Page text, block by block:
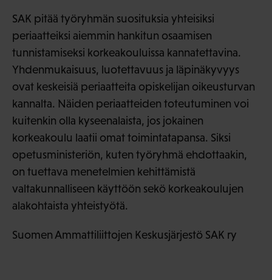
SAK pitää työryhmän suosituksia yhteisiksi
periaatteiksi aiemmin hankitun osaamisen
tunnistamiseksi korkeakouluissa kannatettavina.
Yhdenmukaisuus, luotettavuus ja läpinäkyvyys
ovat keskeisiä periaatteita opiskelijan oikeusturvan
kannalta. Näiden periaatteiden toteutuminen voi
kuitenkin olla kyseenalaista, jos jokainen
korkeakoulu laatii omat toimintatapansa. Siksi
opetusministeriön, kuten työryhmä ehdottaakin,
on tuettava menetelmien kehittämistä
valtakunnalliseen käyttöön sekö korkeakoulujen
alakohtaista yhteistyötä.
Suomen Ammattiliittojen Keskusjärjestö SAK ry